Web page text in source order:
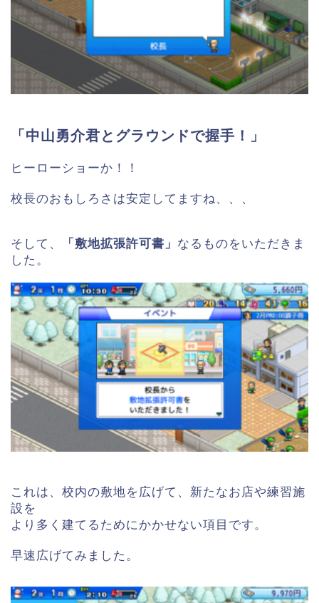
「中山勇介君とグラウンドで握手！」
ヒーローショーか！！
校長のおもしろさは安定してますね、、、
そして、 「敷地拡張許可書」 なるものをいただきま
した。
これは、校内の敷地を広げて、新たなお店や練習施
設を
より多く建てるためにかかせない項目です。
早速広げてみました。